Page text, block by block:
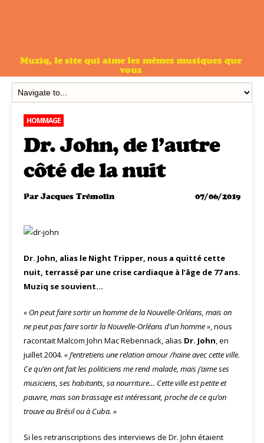
Muziq, le site qui aime les mêmes musiques que
vous
HOMMAGE
Dr. John, de l’autre
côté de la nuit
ParJacques Trémolin 07/06/2019
Dr. John, alias le Night Tripper, nous a quitté cette
nuit, terrassé par une crise cardiaque à l’âge de 77 ans.
Muziq se souvient…
« On peut faire sortir un homme de la Nouvelle-Orléans, mais on
ne peut pas faire sortir la Nouvelle-Orléans d’un homme », nous
racontait Malcom John Mac Rebennack, alias Dr. John, en
juillet 2004. « J’entretiens une relation amour /haine avec cette ville.
Ce qu’en ont fait les politiciens me rend malade, mais j’aime ses
musiciens, ses habitants, sa nourriture… Cette ville est petite et
pauvre, mais son brassage est intéressant, proche de ce qu’on
trouve au Brésil ou à Cuba. »
Si les retranscriptions des interviews de Dr. John étaient